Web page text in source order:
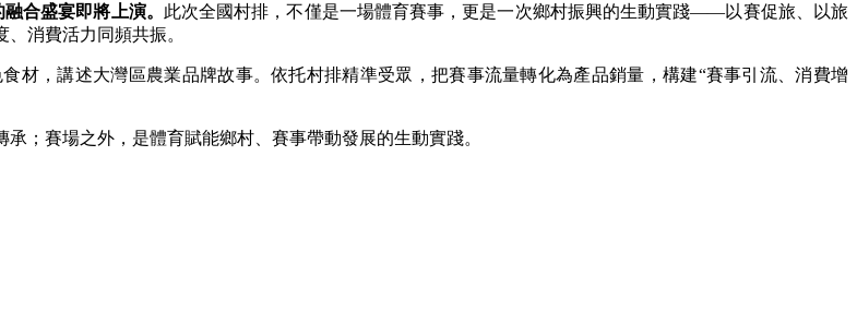
合盛宴即將上演。 此次全國村排，不僅是一場體育賽事，更是一次鄉村振興的生動實踐——以賽促旅、以旅
消費活力同頻共振。
，講述大灣區農業品牌故事。依托村排精準受眾，把賽事流量轉化為產品銷量，構建“賽事引流、消費增
賽場之外，是體育賦能鄉村、賽事帶動發展的生動實踐。